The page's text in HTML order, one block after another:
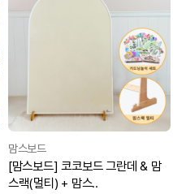
맘스보드
[맘스보드] 코코보드 그란데 & 맘
스랙(멀티) + 맘스..